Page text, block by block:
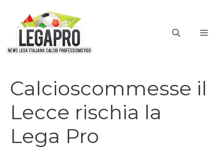
contenuto
Calcioscommesse il
Lecce rischia la
Lega Pro